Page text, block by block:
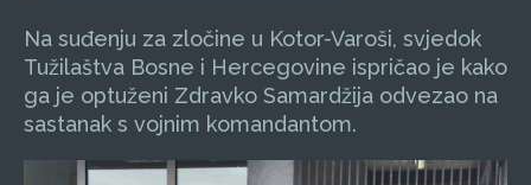
Na suđenju za zločine u Kotor-Varoši, svjedok
Tužilaštva Bosne i Hercegovine ispričao je kako
ga je optuženi Zdravko Samardžija odvezao na
sastanak s vojnim komandantom.